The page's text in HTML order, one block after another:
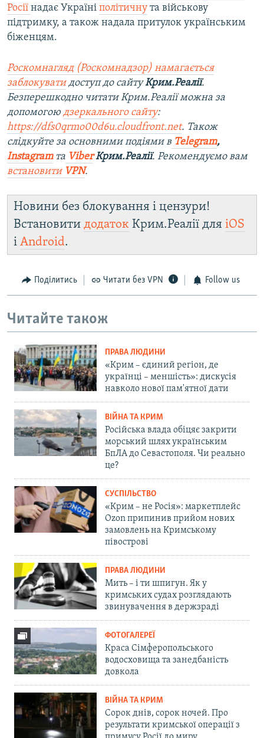
Росії надає Україні політичну та військову
підтримку, а також надала притулок українським
біженцям.
Роскомнагляд (Роскомнадзор) намагається
заблокуватидоступ до сайтуКрим.Реалії.
Безперешкодно читати Крим.Реалії можна за
допомогою дзеркального сайту:
https://dfs0qrmo00d6u.cloudfront.net. Також
слідкуйте за основними подіями в Telegram,
Instagramта ViberКрим.Реалії. Рекомендуємо вам
встановити VPN.
Новини без блокування і цензури!
Встановити додаток Крим.Реалії для iOS
і Android.
Поділитись Читати без VPN Follow us
Читайте також
ПРАВА ЛЮДИНИ
«Крим – єдиний регіон, де
українці – меншість»: дискусія
навколо нової пам'ятної дати
ВІЙНА ТА КРИМ
Російська влада обіцяє закрити
морський шлях українським
БпЛА до Севастополя. Чи реально
це?
СУСПІЛЬСТВО
«Крим – не Росія»: маркетплейс
Ozon припинив прийом нових
замовлень на Кримському
півострові
ПРАВА ЛЮДИНИ
Мить – і ти шпигун. Як у
кримських судах розглядають
звинувачення в держзраді
ФОТОГАЛЕРЕЇ
Краса Сімферопольського
водосховища та занедбаність
довкола
ВІЙНА ТА КРИМ
Сорок днів, сорок ночей. Про
результати кримської операції з